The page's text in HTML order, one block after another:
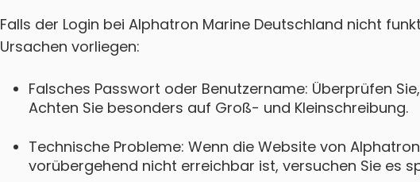
Falls der Login bei Alphatron Marine Deutschland nicht
Ursachen vorliegen:
Falsches Passwort oder Benutzername: Überprüfen
Achten Sie besonders auf Groß- und Kleinschreibung.
Technische Probleme: Wenn die Website von
vorübergehend nicht erreichbar ist, versuchen Sie es